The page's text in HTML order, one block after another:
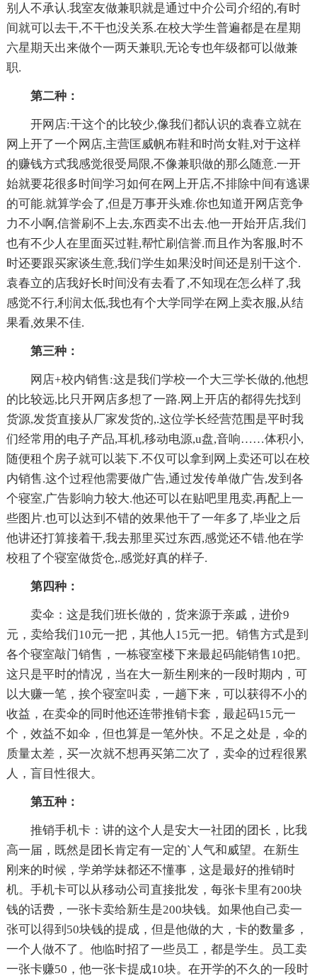
别人不承认.我室友做兼职就是通过中介公司介绍的,有时
间就可以去干,不干也没关系.在校大学生普遍都是在星期
六星期天出来做个一两天兼职,无论专也年级都可以做兼
职.
第二种：
开网店:干这个的比较少,像我们都认识的袁春立就在
网上开了一个网店,主营匡威帆布鞋和时尚女鞋,对于这样
的赚钱方式我感觉很受局限,不像兼职做的那么随意.一开
始就要花很多时间学习如何在网上开店,不排除中间有逃课
的可能.就算学会了,但是万事开头难.你也知道开网店竞争
力不小啊,信誉刷不上去,东西卖不出去.他一开始开店,我们
也有不少人在里面买过鞋,帮忙刷信誉.而且作为客服,时不
时还要跟买家谈生意,我们学生如果没时间还是别干这个.
袁春立的店我好长时间没有去看了,不知现在怎么样了,我
感觉不行,利润太低,我也有个大学同学在网上卖衣服,从结
果看,效果不佳.
第三种：
网店+校内销售:这是我们学校一个大三学长做的,他想
的比较远,比只开网店多想了一路.网上开店的都得先找到
货源,发货直接从厂家发货的,.这位学长经营范围是平时我
们经常用的电子产品,耳机,移动电源,u盘,音响……体积小,
随便租个房子就可以装下.不仅可以拿到网上卖还可以在校
内销售.这个过程他需要做广告,通过发传单做广告,发到各
个寝室,广告影响力较大.他还可以在贴吧里甩卖,再配上一
些图片.也可以达到不错的效果他干了一年多了,毕业之后
他讲还打算接着干,我去那里买过东西,感觉还不错.他在学
校租了个寝室做货仓,.感觉好真的样子.
第四种：
卖伞：这是我们班长做的，货来源于亲戚，进价9
元，卖给我们10元一把，其他人15元一把。销售方式是到
各个寝室敲门销售，一栋寝室楼下来最起码能销售10把。
这只是平时的情况，当在大一新生刚来的一段时期内，可
以大赚一笔，挨个寝室叫卖，一趟下来，可以获得不小的
收益，在卖伞的同时他还连带推销卡套，最起码15元一
个，效益不如伞，但也算是一笔外快。不足之处是，伞的
质量太差，买一次就不想再买第二次了，卖伞的过程很累
人，盲目性很大。
第五种：
推销手机卡：讲的这个人是安大一社团的团长，比我
高一届，既然是团长肯定有一定的`人气和威望。在新生
刚来的时候，学弟学妹都还不懂事，这是最好的推销时
机。手机卡可以从移动公司直接批发，每张卡里有200块
钱的话费，一张卡卖给新生是200块钱。如果他自己卖一
张可以得到50块钱的提成，但是他做的大，卡的数量多，
一个人做不了。他临时招了一些员工，都是学生。员工卖
一张卡赚50，他一张卡提成10块。在开学的不久的一段时